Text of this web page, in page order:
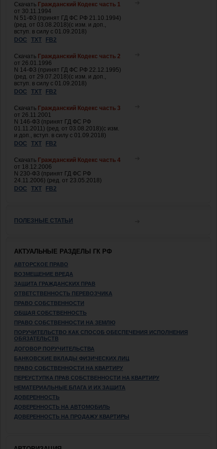
Скачать Гражданский Кодекс часть 1
от 30.11.1994
N 51-ФЗ (принят ГД ФС РФ 21.10.1994)
(ред. от 03.08.2018)(с изм. и доп.,
вступ. в силу с 01.09.2018)
DOC
TXT FB2
Скачать Гражданский Кодекс часть 2
от 26.01.1996
N 14-ФЗ (принят ГД ФС РФ 22.12.1995)
(ред. от 29.07.2018)(с изм. и доп.,
вступ. в силу с 01.09.2018)
DOC
TXT FB2
Скачать Гражданский Кодекс часть 3
от 26.11.2001
N 146-ФЗ (принят ГД ФС РФ
01.11.2011) (ред. от 03.08.2018)(с изм.
и доп., вступ. в силу с 01.09.2018)
DOC
TXT FB2
Скачать Гражданский Кодекс часть 4
от 18.12.2006
N 230-ФЗ (принят ГД ФС РФ
24.11.2006) (ред. от 23.05.2018)
DOC
TXT FB2
ПОЛЕЗНЫЕ СТАТЬИ
АКТУАЛЬНЫЕ РАЗДЕЛЫ ГК РФ
АВТОРСКОЕ ПРАВО
ВОЗМЕЩЕНИЕ ВРЕДА
ЗАЩИТА ГРАЖДАНСКИХ ПРАВ
ОТВЕТСТВЕННОСТЬ ПЕРЕВОЗЧИКА
ПРАВО СОБСТВЕННОСТИ
ОБЩАЯ СОБСТВЕННОСТЬ
ПРАВО СОБСТВЕННОСТИ НА ЗЕМЛЮ
ПОРУЧИТЕЛЬСТВО КАК СПОСОБ ОБЕСПЕЧЕНИЯ ИСПОЛНЕНИЯ
ОБЯЗАТЕЛЬСТВ
ДОГОВОР ПОРУЧИТЕЛЬСТВА
БАНКОВСКИЕ ВКЛАДЫ ФИЗИЧЕСКИХ ЛИЦ
ПРАВО СОБСТВЕННОСТИ НА КВАРТИРУ
ПЕРЕУСТУПКА ПРАВ СОБСТВЕННОСТИ НА КВАРТИРУ
НЕМАТЕРИАЛЬНЫЕ БЛАГА И ИХ ЗАЩИТА
ДОВЕРЕННОСТЬ
ДОВЕРЕННОСТЬ НА АВТОМОБИЛЬ
ДОВЕРЕННОСТЬ НА ПРОДАЖУ КВАРТИРЫ